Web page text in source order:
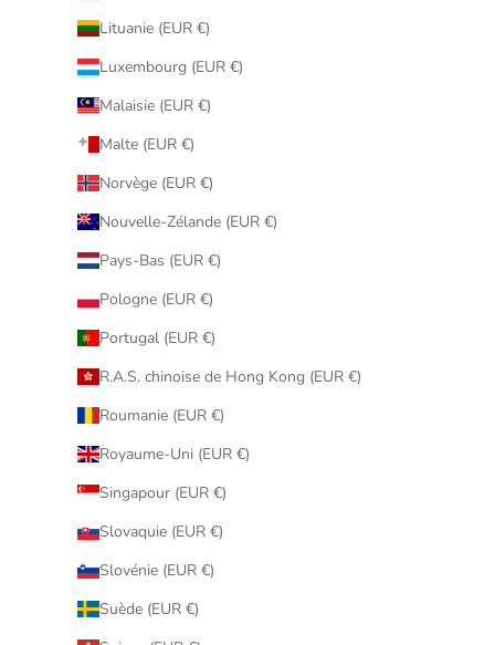
Lituanie (EUR €)
Luxembourg (EUR €)
Malaisie (EUR €)
Malte (EUR €)
Norvège (EUR €)
Nouvelle-Zélande (EUR €)
Pays-Bas (EUR €)
Pologne (EUR €)
Portugal (EUR €)
R.A.S. chinoise de Hong Kong (EUR €)
Roumanie (EUR €)
Royaume-Uni (EUR €)
Singapour (EUR €)
Slovaquie (EUR €)
Slovénie (EUR €)
Suède (EUR €)